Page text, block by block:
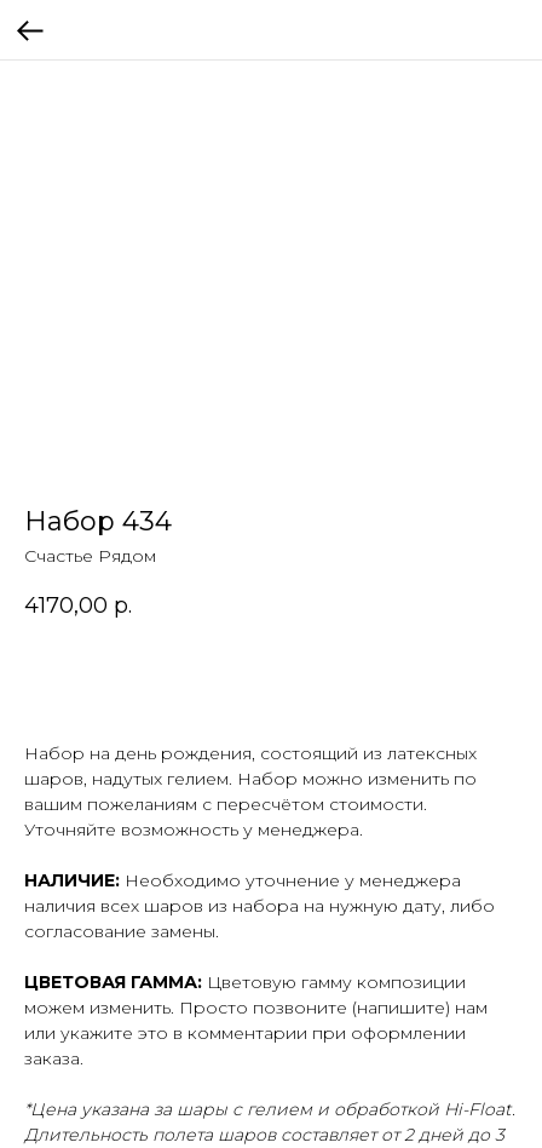
Набор 434
Счастье Рядом
4170,00 р.
Набор на день рождения, состоящий из латексных
шаров, надутых гелием. Набор можно изменить по
вашим пожеланиям с пересчётом стоимости.
Уточняйте возможность у менеджера.
НАЛИЧИЕ: Необходимо уточнение у менеджера
наличия всех шаров из набора на нужную дату, либо
согласование замены.
ЦВЕТОВАЯ ГАММА: Цветовую гамму композиции
можем изменить. Просто позвоните (напишите) нам
или укажите это в комментарии при оформлении
заказа.
*Цена указана за шары с гелием и обработкой Hi-Float.
Длительность полета шаров составляет от 2 дней до 3